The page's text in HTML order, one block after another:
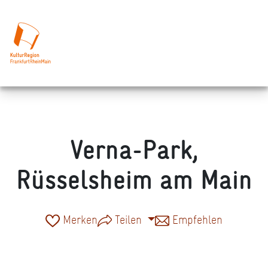
Verna-Park,
Rüsselsheim am Main
Merken Teilen Empfehlen